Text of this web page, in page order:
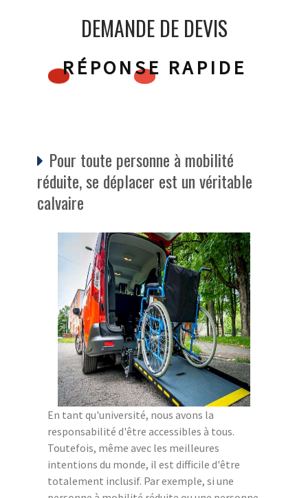
DEMANDE DE DEVIS
RÉPONSE RAPIDE
Pour toute personne à mobilité
réduite, se déplacer est un véritable
calvaire
En tant qu'université, nous avons la
responsabilité d'être accessibles à tous.
Toutefois, même avec les meilleures
intentions du monde, il est difficile d'être
totalement inclusif. Par exemple, si une